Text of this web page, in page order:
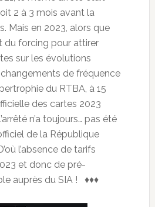
2 à 3 mois avant la
Mais en 2023, alors que
du forcing pour attirer
sur les évolutions
de fréquence
du RTBA, à 15
des cartes 2023
n’a toujours… pas été
de la République
l’absence de tarifs
et donc de pré-
auprès du SIA ! ♦♦♦